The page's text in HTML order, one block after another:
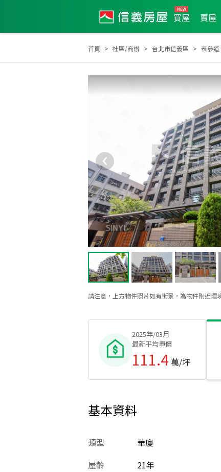
買屋 賣屋
首頁 社區/商辦 台北市信義區 表參道
請注意，上方物件照片如有街景，為物件附近環
2026年6月區成件TOP2 2025年3月區成件TOP3
2025年/03月
最新平均單價
111.4 萬/坪
基本資料
類型
華廈
屋齡
21年